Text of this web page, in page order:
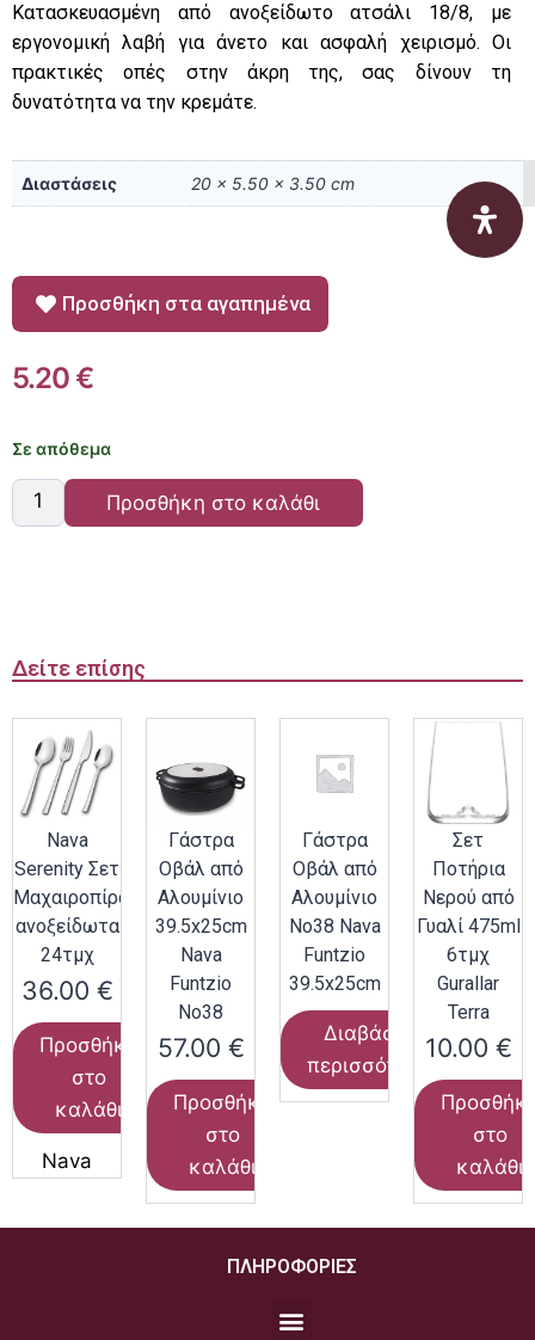
Κατασκευασμένη από ανοξείδωτο ατσάλι 18/8, με
εργονομική λαβή για άνετο και ασφαλή χειρισμό. Οι
πρακτικές οπές στην άκρη της, σας δίνουν τη
δυνατότητα να την κρεμάτε.
Διαστάσεις 20 × 5.50 × 3.50 cm
Προσθήκη στα αγαπημένα
5.20€
Σε απόθεμα
Προσθήκη στο καλάθι
Δείτε επίσης
Nava
Serenity Σετ
Μαχαιροπίρουνα
ανοξείδωτα
24τμχ
36.00 €
Προσθήκη
στο
καλάθι
Nava
Γάστρα
Οβάλ από
Αλουμίνιο
39.5x25cm
Nava
Funtzio
Νο38
57.00 €
Προσθήκη
στο
καλάθι
Γάστρα
Οβάλ από
Αλουμίνιο
Νο38 Nava
Funtzio
39.5x25cm
Διαβάστε
περισσότερα
Σετ
Ποτήρια
Νερού από
Γυαλί 475ml
6τμχ
Gurallar
Terra
10.00 €
στο
καλάθι
ΠΛΗΡΟΦΟΡΙΕΣ